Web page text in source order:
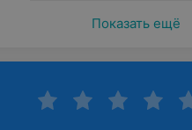
Показать ещё